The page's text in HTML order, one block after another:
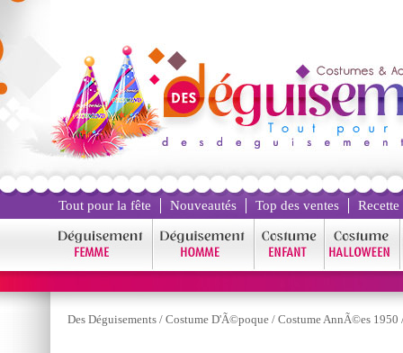
Tout pour la fête Nouveautés Top des ventes
Des Déguisements / Costume D'Ã©poque / Costume AnnÃ©es 1950